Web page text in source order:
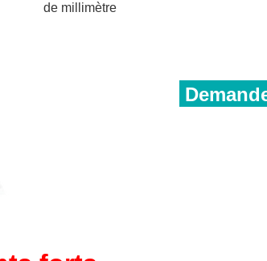
de millimètre